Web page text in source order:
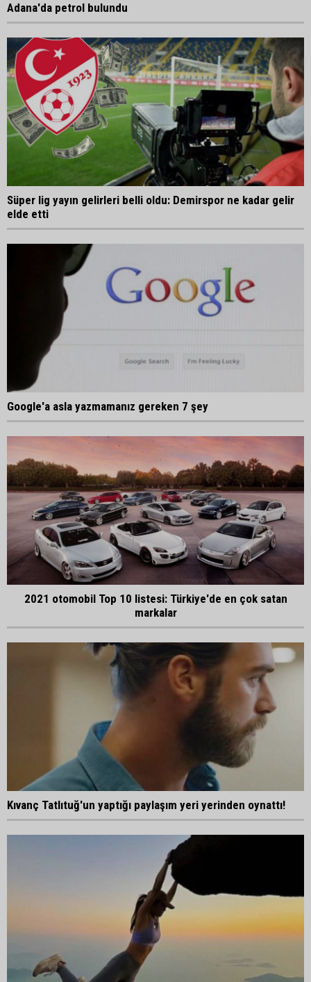
Adana'da petrol bulundu
Süper lig yayın gelirleri belli oldu: Demirspor ne kadar gelir
elde etti
Google'a asla yazmamanız gereken 7 şey
2021 otomobil Top 10 listesi: Türkiye'de en çok satan
markalar
Kıvanç Tatlıtuğ'un yaptığı paylaşım yeri yerinden oynattı!